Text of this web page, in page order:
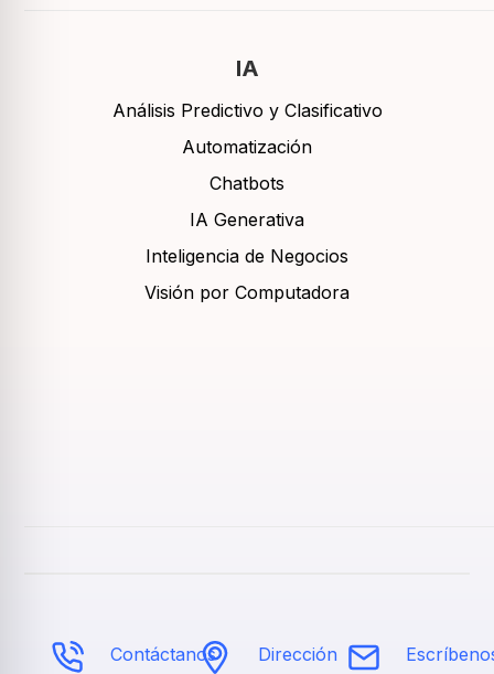
IA
Análisis Predictivo y Clasificativo
Automatización
Chatbots
IA Generativa
Inteligencia de Negocios
Visión por Computadora
Contáctanos
Dirección